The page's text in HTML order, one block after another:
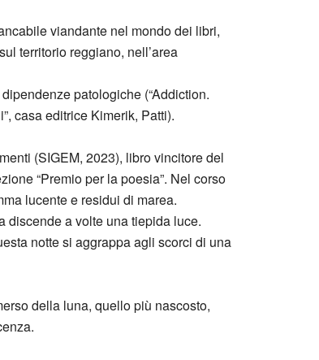
viandante nel mondo dei libri,
territorio reggiano, nell’area
patologiche (“Addiction.
casa editrice Kimerik, Patti).
(SIGEM, 2023), libro vincitore del
“Premio per la poesia”. Nel corso
lucente e residui di marea.
discende a volte una tiepida luce.
notte si aggrappa agli scorci di una
della luna, quello più nascosto,